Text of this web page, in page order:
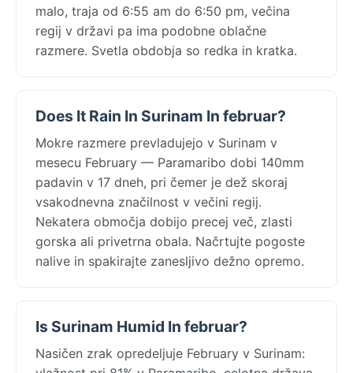
malo, traja od 6:55 am do 6:50 pm, večina
regij v državi pa ima podobne oblačne
razmere. Svetla obdobja so redka in kratka.
Does It Rain In Surinam In februar?
Mokre razmere prevladujejo v Surinam v
mesecu February — Paramaribo dobi 140mm
padavin v 17 dneh, pri čemer je dež skoraj
vsakodnevna značilnost v večini regij.
Nekatera območja dobijo precej več, zlasti
gorska ali privetrna obala. Načrtujte pogoste
nalive in spakirajte zanesljivo dežno opremo.
Is Surinam Humid In februar?
Nasičen zrak opredeljuje February v Surinam: